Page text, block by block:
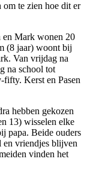
om te zien hoe dit er
en Mark wonen 20
(8 jaar) woont bij
Van vrijdag na
na school tot
fifty. Kerst en Pasen
hebben gekozen
13) wisselen elke
papa. Beide ouders
en vriendjes blijven
vinden het